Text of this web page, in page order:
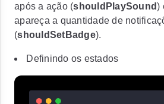
após a ação (shouldPlaySound)
apareça a quantidade de
(shouldSetBadge).
Definindo os estados